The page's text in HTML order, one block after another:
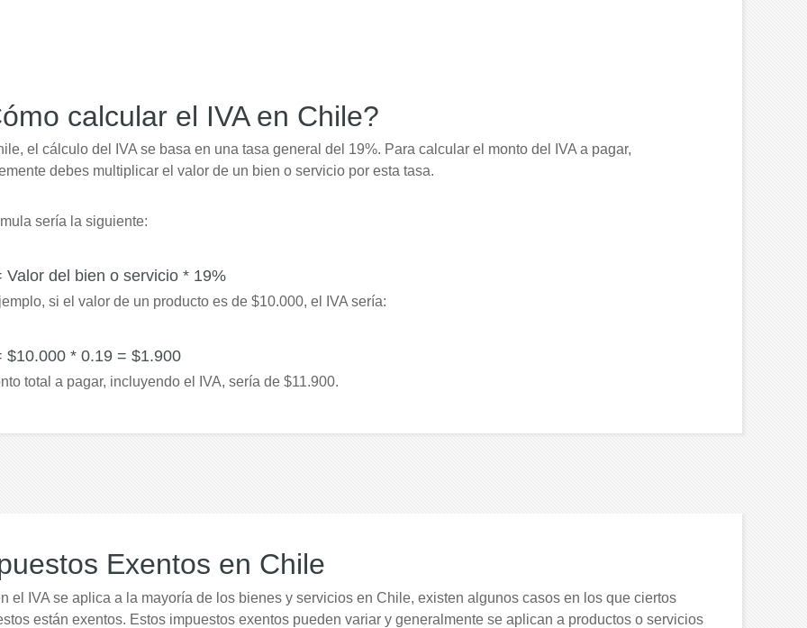
calcular el IVA en Chile?
el cálculo del IVA se basa en una tasa general del 19%. Para calcular el monto del IVA a pagar,
debes multiplicar el valor de un bien o servicio por esta tasa.
sería la siguiente:
Valor del bien o servicio * 19%
si el valor de un producto es de $10.000, el IVA sería:
$10.000 * 0.19 = $1.900
total a pagar, incluyendo el IVA, sería de $11.900.
Exentos en Chile
el IVA se aplica a la mayoría de los bienes y servicios en Chile, existen algunos casos en los que ciertos
están exentos. Estos impuestos exentos pueden variar y generalmente se aplican a productos o servicios